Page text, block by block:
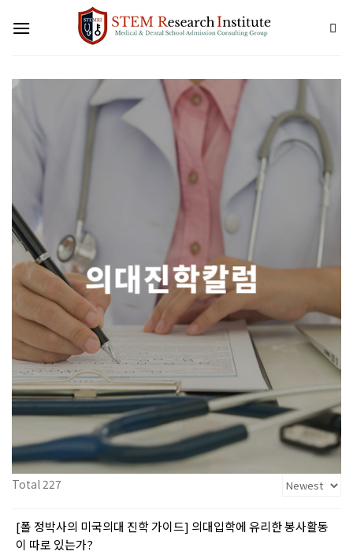
의대진학칼럼
Total 227
[폴 정박사의 미국의대 진학 가이드] 의대입학에 유리한 봉사활동
이 따로 있는가?